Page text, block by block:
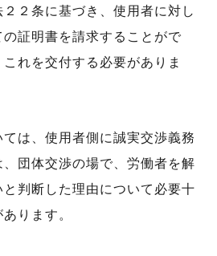
２条に基づき、使用者に対し
証明書を請求することがで
れを交付する必要がありま
は、使用者側に誠実交渉義務
団体交渉の場で、労働者を解
判断した理由について必要十
ります。